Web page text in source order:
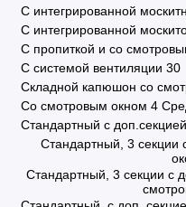
С интегрированной
С интегрированной
С пропиткой и со
С системой вентиляции 30
Складной капюшон со
Со смотровым окном 4
Стандартный с
Стандартный, 3 секции
Стандартный, 3 секции с